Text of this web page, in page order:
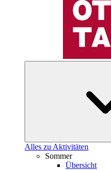
Alles zu Aktivitäten
Sommer
Übersicht